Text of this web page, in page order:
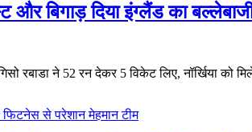
और बिगाड़ दिया इंग्लैंड का
रबाडा ने 52 रन देकर 5 विकेट लिए, नॉर्खिया